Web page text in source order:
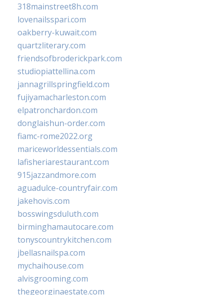
318mainstreet8h.com
lovenailsspari.com
oakberry-kuwait.com
quartzliterary.com
friendsofbroderickpark.com
studiopiattellina.com
jannagrillspringfield.com
fujiyamacharleston.com
elpatronchardon.com
donglaishun-order.com
fiamc-rome2022.org
mariceworldessentials.com
lafisheriarestaurant.com
915jazzandmore.com
aguadulce-countryfair.com
jakehovis.com
bosswingsduluth.com
birminghamautocare.com
tonyscountrykitchen.com
jbellasnailspa.com
mychaihouse.com
alvisgrooming.com
thegeorginaestate.com